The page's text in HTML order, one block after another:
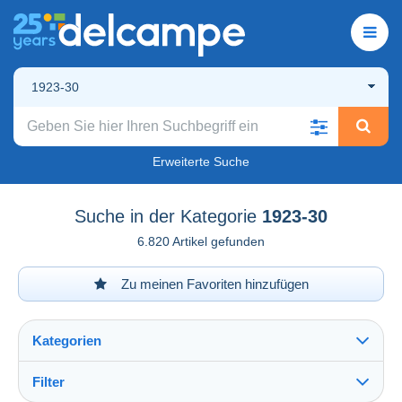
1923-30
Erweiterte Suche
Suche in der Kategorie 1923-30
6.820 Artikel gefunden
Zu meinen Favoriten hinzufügen
Kategorien
Filter